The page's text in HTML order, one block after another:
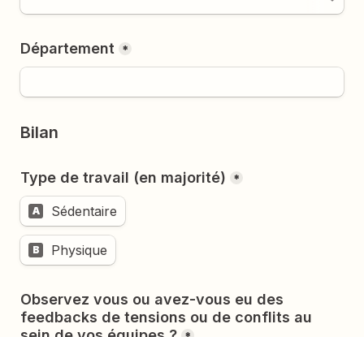
Département *
Bilan
Type de travail (en majorité) *
A Sédentaire
B Physique
Observez vous ou avez-vous eu des
feedbacks de tensions ou de conflits au